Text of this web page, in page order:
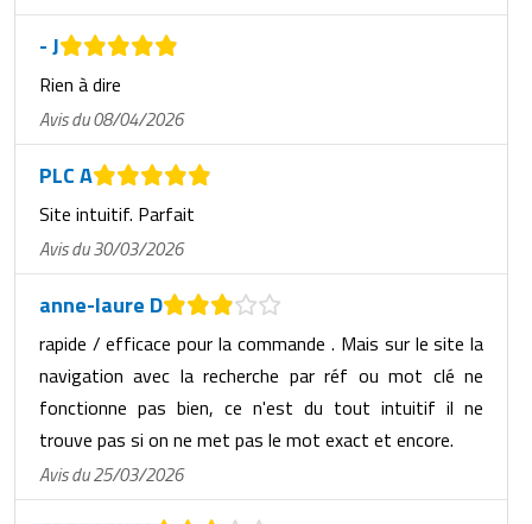
- J
Rien à dire
Avis du 08/04/2026
PLC A
Site intuitif. Parfait
Avis du 30/03/2026
anne-laure D
rapide / efficace pour la commande . Mais sur le site la
navigation avec la recherche par réf ou mot clé ne
fonctionne pas bien, ce n'est du tout intuitif il ne
trouve pas si on ne met pas le mot exact et encore.
Avis du 25/03/2026